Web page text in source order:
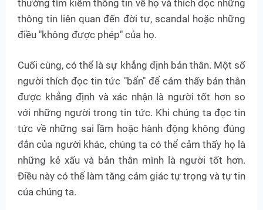
thường tìm kiếm thông tin về họ và thích đọc những
thông tin liên quan đến đời tư, scandal hoặc những
điều "không được phép" của họ.
Cuối cùng, có thể là sự khẳng định bản thân. Một số
người thích đọc tin tức "bẩn" để cảm thấy bản thân
được khẳng định và xác nhận là người tốt hơn so
với những người trong tin tức. Khi chúng ta đọc tin
tức về những sai lầm hoặc hành động không đúng
đắn của người khác, chúng ta có thể cảm thấy họ là
những kẻ xấu và bản thân mình là người tốt hơn.
Điều này có thể làm tăng cảm giác tự trọng và tự tin
của chúng ta.